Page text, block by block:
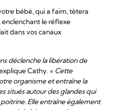
bébé, qui a faim, tètera
le réflexe
dans vos canaux
déclenche la libération de
Cathy. « Cette
organisme et entraîne la
situés autour des glandes qui
Elle entraîne également